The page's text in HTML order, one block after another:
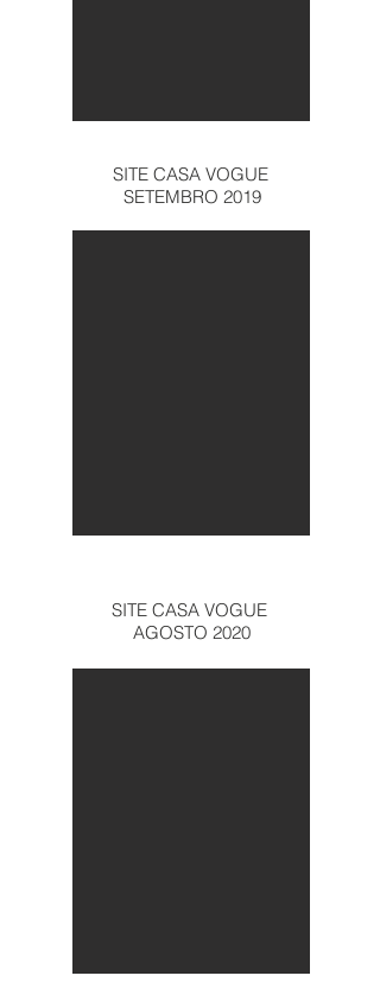
SITE CASA VOGUE
SETEMBRO 2019
SITE CASA VOGUE
AGOSTO 2020